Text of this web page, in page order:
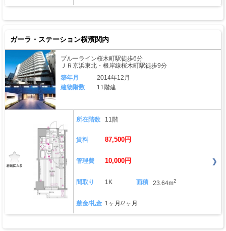
ガーラ・ステーション横濱関内
ブルーライン桜木町駅徒歩6分
ＪＲ京浜東北・根岸線桜木町駅徒歩9分
築年月
2014年12月
建物階数
11階建
所在階数 11階
賃料 87,500円
管理費 10,000円
間取り 1K 面積 23.64m2
敷金/礼金 1ヶ月/2ヶ月